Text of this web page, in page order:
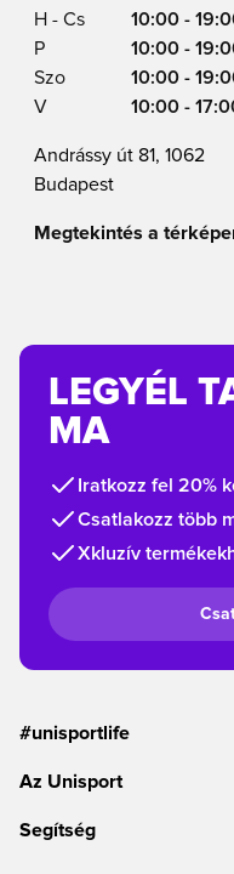
H - Cs
10:00 -
P
10:00 -
Szo
10:00 -
V
10:00 -
Andrássy út 81, 1062
Budapest
Megtekintés a
LEGYÉL
MA
Iratkozz fel 20%
Csatlakozz több
Xkluzív
#unisportlife
Az Unisport
Segítség